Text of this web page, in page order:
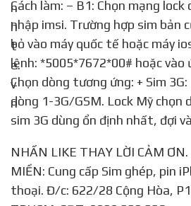
Cách làm: – B1: Chọn mạng lock của máy, mạng lạ thì
nhập imsi. Trường hợp sim bản
bỏ vào máy quốc tế hoặc máy
lệnh: *5005*7672*00# hoặc vào
Chọn dòng tương ứng: + Sim
dòng 1-3G/GSM. Lock Mỹ chọn
sim 3G dùng ổn định nhất, đợi
NHẤN LIKE THAY LỜI CẢM ƠN. — PHỤ KIỆN 3
MIỀN: Cung cấp Sim ghép, pin
thoại. Đ/c: 622/28 Cộng Hòa,